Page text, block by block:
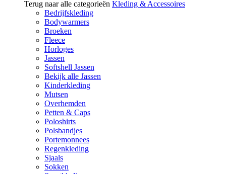
Terug naar alle categorieën Kleding & Accessoires
Bedrijfskleding
Bodywarmers
Broeken
Fleece
Horloges
Jassen
Softshell Jassen
Bekijk alle Jassen
Kinderkleding
Mutsen
Overhemden
Petten & Caps
Poloshirts
Polsbandjes
Portemonnees
Regenkleding
Sjaals
Sokken